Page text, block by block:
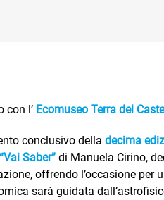
con l’ Ecomuseo Terra del
conclusivo della decima
Saber” di Manuela Cirino,
offrendo l’occasione
sarà guidata